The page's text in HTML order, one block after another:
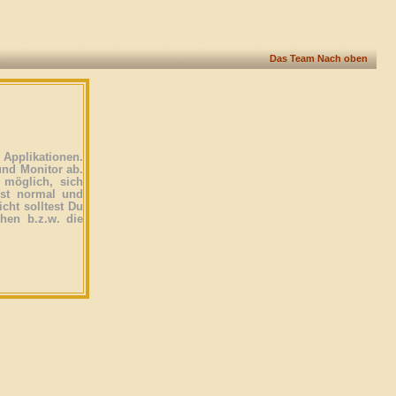
Das Team Nach oben
Monitor ab.
sich
normal und
solltest Du
b.z.w. die